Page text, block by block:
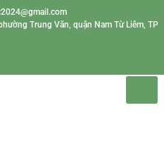
Trung Văn, quận Nam Từ Liêm, TP